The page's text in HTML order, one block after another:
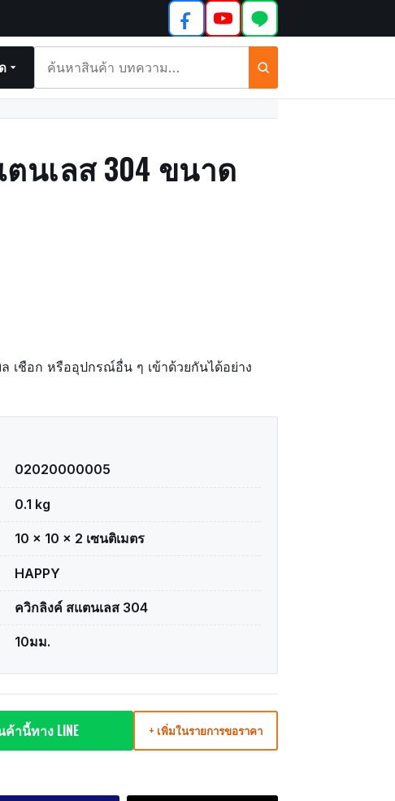
และ
บทความ
นเลส 304 ขนาด
เชือก หรืออุปกรณ์อื่น ๆ เข้าด้วยกันได้อย่าง
02020000005
0.1 kg
10 × 10 × 2 เซนติเมตร
HAPPY
ควิกลิงค์ สแตนเลส 304
10มม.
านี้ทาง LINE + เพิ่มในรายการขอราคา